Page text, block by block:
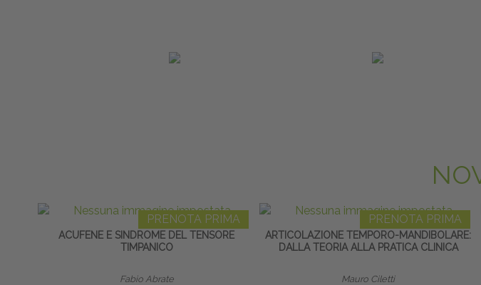
PRENOTA PRIMA
ACUFENE E SINDROME DEL TENSORE
TIMPANICO
Fabio Abrate
PRENOTA PRIMA
ARTICOLAZIONE TEMPORO-MANDIBOLARE:
DALLA TEORIA ALLA PRATICA CLINICA
Mauro Ciletti